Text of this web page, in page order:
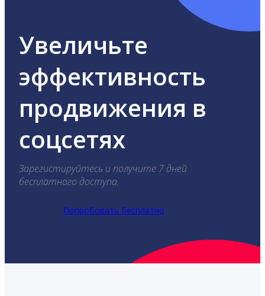
Увеличьте
эффективность
продвижения в
соцсетях
Зарегистируйтесь и получите 7 дней
бесплатного доступа.
Попробовать бесплатно